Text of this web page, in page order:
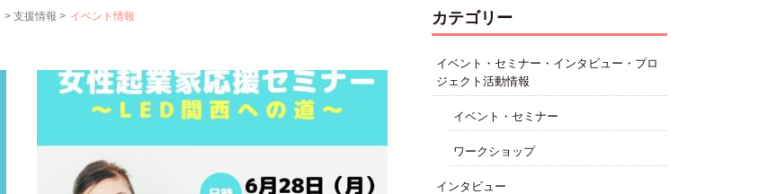
> ⽀援情報 > イベント情報 カテゴリー
イベント・セミナー・インタビュー・プロ
ジェクト活動情報
イベント・セミナー
ワークショップ
インタビュー